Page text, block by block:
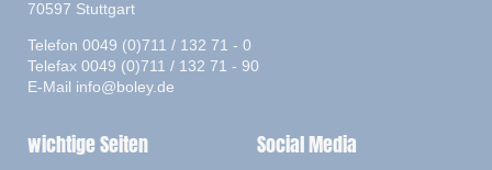
70597 Stuttgart
Telefon 0049 (0)711 / 132 71 - 0
Telefax 0049 (0)711 / 132 71 - 90
E-Mail info@boley.de
wichtige Seiten Social Media